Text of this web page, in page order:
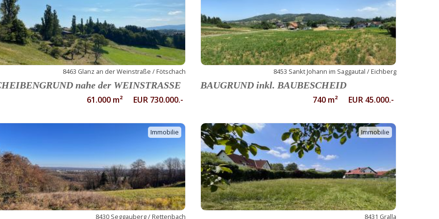
8463 Glanz an der Weinstraße / Fötschach
nahe der WEINSTRASSE
61.000 m² EUR 730.000.-
8453 Sankt Johann im Saggautal / Eichberg
BAUGRUND inkl. BAUBESCHEID
740 m² EUR 45.000.-
Immobilie
8430 Seggauberg / Rettenbach
Immobilie
8431 Gralla